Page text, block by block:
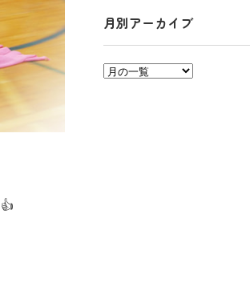
👍
月別アーカイブ